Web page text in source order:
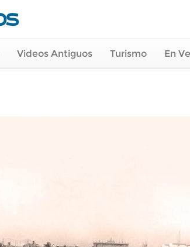
Videos Antiguos Turismo En